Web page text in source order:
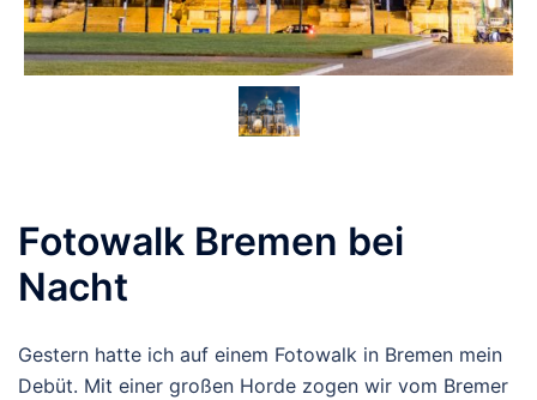
Fotowalk Bremen bei
Nacht
Gestern hatte ich auf einem Fotowalk in Bremen mein
Debüt. Mit einer großen Horde zogen wir vom Bremer